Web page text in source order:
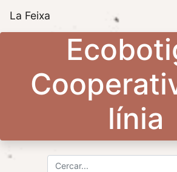
La Feixa
línia